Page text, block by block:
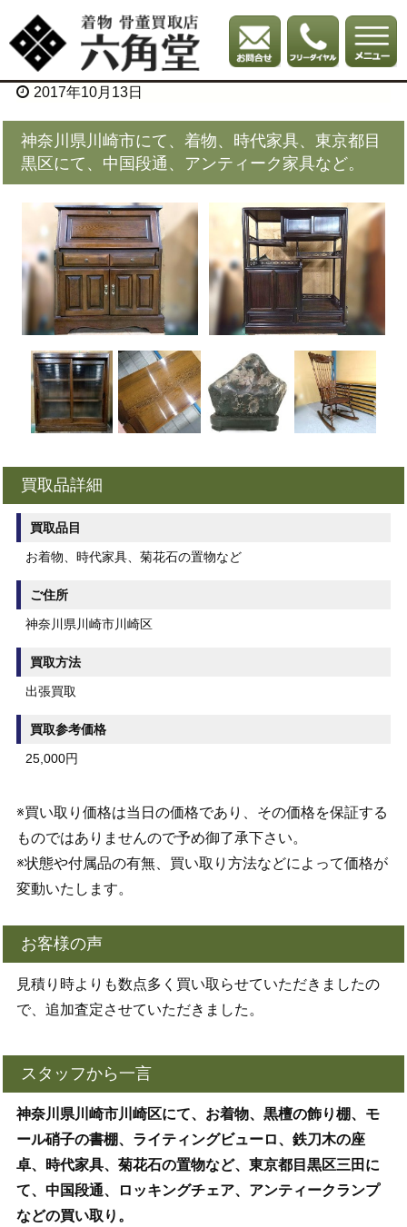
2017年10月13日
神奈川県川崎市にて、着物、時代家具、東京都目
黒区にて、中国段通、アンティーク家具など。
買取品詳細
買取品目
お着物、時代家具、菊花石の置物など
ご住所
神奈川県川崎市川崎区
買取方法
出張買取
買取参考価格
25,000円
※買い取り価格は当日の価格であり、その価格を保証する
ものではありませんので予め御了承下さい。
※状態や付属品の有無、買い取り方法などによって価格が
変動いたします。
お客様の声
見積り時よりも数点多く買い取らせていただきましたの
で、追加査定させていただきました。
スタッフから一言
神奈川県川崎市川崎区にて、お着物、黒檀の飾り棚、モ
ール硝子の書棚、ライティングビューロ、鉄刀木の座
卓、時代家具、菊花石の置物など、東京都目黒区三田に
て、中国段通、ロッキングチェア、アンティークランプ
などの買い取り。